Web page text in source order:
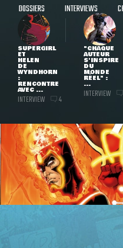
DOSSIERS INTERVIEWS
SUPERGIRL
ET
HELEN
DE
WYNDHORN
:
RENCONTRE
AVEC ...
INTERVIEW 4
"CHAQUE
AUTEUR
S'INSPIRE
DU
MONDE
RÉEL" :
...
INTERVIEW